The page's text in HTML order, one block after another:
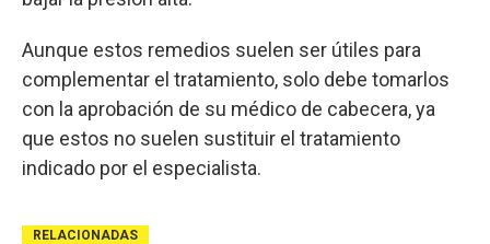
Aunque estos remedios suelen ser útiles para
complementar el tratamiento, solo debe tomarlos
con la aprobación de su médico de cabecera, ya
que estos no suelen sustituir el tratamiento
indicado por el especialista.
RELACIONADAS